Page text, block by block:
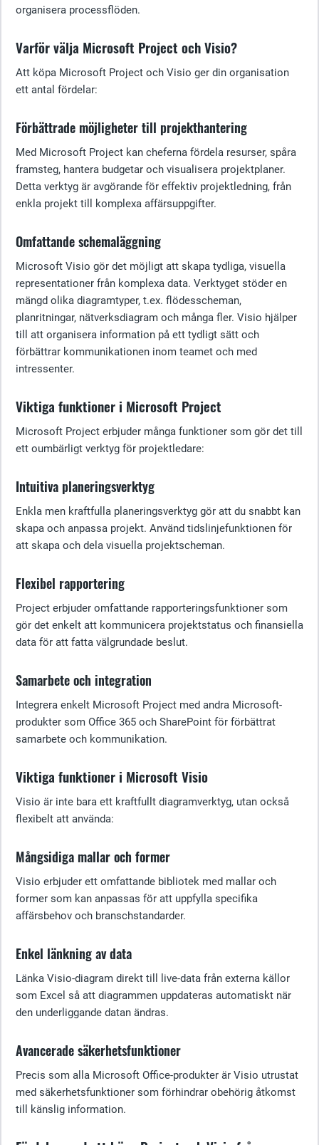
organisera processflöden.
Varför välja Microsoft Project och Visio?
Att köpa Microsoft Project och Visio ger din organisation
ett antal fördelar:
Förbättrade möjligheter till projekthantering
Med Microsoft Project kan cheferna fördela resurser, spåra
framsteg, hantera budgetar och visualisera projektplaner.
Detta verktyg är avgörande för effektiv projektledning, från
enkla projekt till komplexa affärsuppgifter.
Omfattande schemaläggning
Microsoft Visio gör det möjligt att skapa tydliga, visuella
representationer från komplexa data. Verktyget stöder en
mängd olika diagramtyper, t.ex. flödesscheman,
planritningar, nätverksdiagram och många fler. Visio hjälper
till att organisera information på ett tydligt sätt och
förbättrar kommunikationen inom teamet och med
intressenter.
Viktiga funktioner i Microsoft Project
Microsoft Project erbjuder många funktioner som gör det till
ett oumbärligt verktyg för projektledare:
Intuitiva planeringsverktyg
Enkla men kraftfulla planeringsverktyg gör att du snabbt kan
skapa och anpassa projekt. Använd tidslinjefunktionen för
att skapa och dela visuella projektscheman.
Flexibel rapportering
Project erbjuder omfattande rapporteringsfunktioner som
gör det enkelt att kommunicera projektstatus och finansiella
data för att fatta välgrundade beslut.
Samarbete och integration
Integrera enkelt Microsoft Project med andra Microsoft-
produkter som Office 365 och SharePoint för förbättrat
samarbete och kommunikation.
Viktiga funktioner i Microsoft Visio
Visio är inte bara ett kraftfullt diagramverktyg, utan också
flexibelt att använda:
Mångsidiga mallar och former
Visio erbjuder ett omfattande bibliotek med mallar och
former som kan anpassas för att uppfylla specifika
affärsbehov och branschstandarder.
Enkel länkning av data
Länka Visio-diagram direkt till live-data från externa källor
som Excel så att diagrammen uppdateras automatiskt när
den underliggande datan ändras.
Avancerade säkerhetsfunktioner
Precis som alla Microsoft Office-produkter är Visio utrustat
med säkerhetsfunktioner som förhindrar obehörig åtkomst
till känslig information.